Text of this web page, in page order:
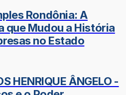
Rondônia: A
que Mudou a História
no Estado
HENRIQUE ÂNGELO -